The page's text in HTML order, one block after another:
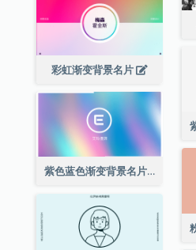
彩虹渐变背景名片
紫色蓝色渐变背景名片